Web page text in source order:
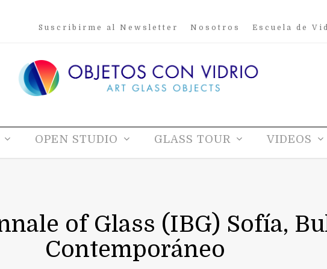
Suscribirme al Newsletter Nosotros Escuela de
OPEN STUDIO GLASS TOUR VIDEOS
of Glass (IBG) Sofía,
Contemporáneo